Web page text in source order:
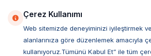
Hills
Sanebelle
Çerez Kullanımı
Web sitemizde deneyiminizi iyileştirmek
alanlarınıza göre düzenlemek amacıyla
kullanıyoruz.Tümünü Kabul Et” ile tüm